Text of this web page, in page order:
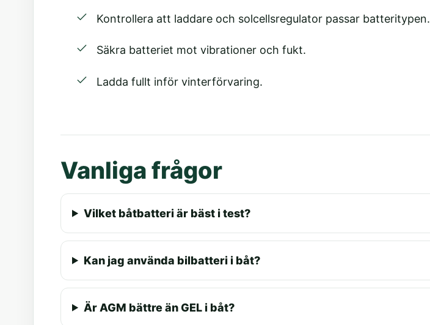
Kontrollera att laddare och solcellsregulator passar batteritypen.
Säkra batteriet mot vibrationer och fukt.
Ladda fullt inför vinterförvaring.
Vanliga frågor
Vilket båtbatteri är bäst i test?
Kan jag använda bilbatteri i båt?
Är AGM bättre än GEL i båt?